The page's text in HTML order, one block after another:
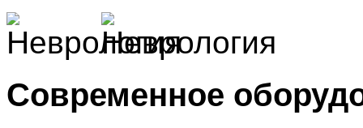
Современное